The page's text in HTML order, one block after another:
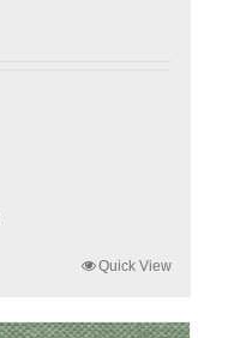
Quick View